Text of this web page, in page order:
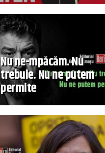
Nu ne-mpăcăm. Nu
trebuie. Nu ne putem
permite